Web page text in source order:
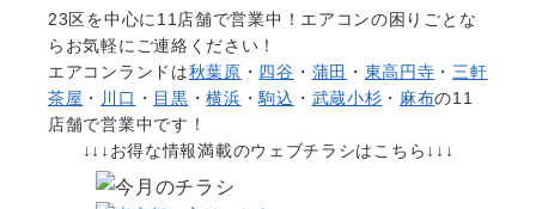
23区を中心に11店舗で営業中！エアコンの困りごとな
らお気軽にご連絡ください！
エアコンランドは秋葉原 ・ 四谷 ・ 蒲田 ・ 東高円寺 ・三軒
茶屋 ・ 川口 ・ 目黒 ・横浜 ・駒込 ・ 武蔵小杉 ・ 麻布の11
店舗で営業中です！
↓↓↓お得な情報満載のウェブチラシはこちら↓↓↓